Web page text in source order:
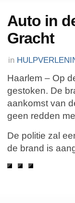
Auto in
Gracht
in
Haarlem – Op
gestoken. De
aankomst van
geen redden
De politie zal
de brand is